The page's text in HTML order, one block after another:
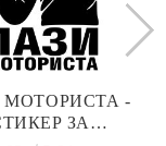
МОТОРИСТА -
ЗА